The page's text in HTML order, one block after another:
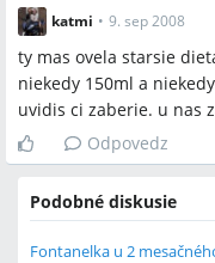
katmi • 9. sep 2008
ty mas ovela starsie
niekedy 150ml a
uvidis ci zaberie. u nas
Odpovedz
Podobné diskusie
Fontanelka u 2